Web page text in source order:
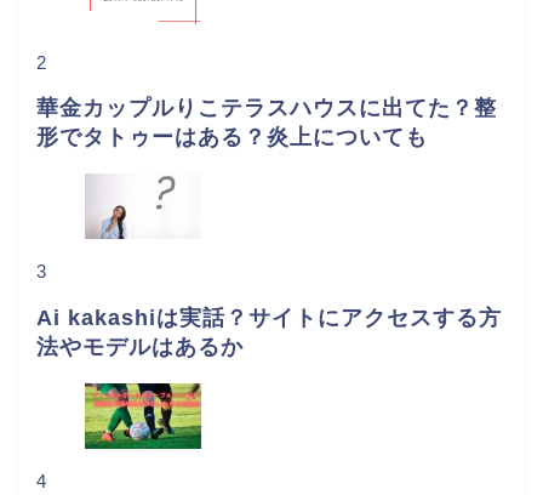
2
華金カップルりこテラスハウスに出てた？整
形でタトゥーはある？炎上についても
3
Ai kakashiは実話？サイトにアクセスする方
法やモデルはあるか
4